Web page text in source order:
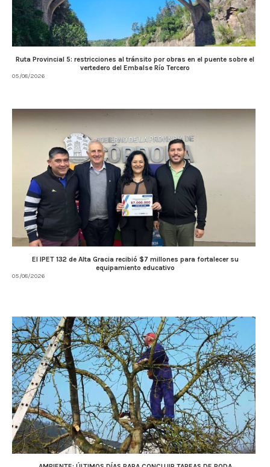
Ruta Provincial 5: restricciones al tránsito por obras en el puente sobre el
vertedero del Embalse Río Tercero
05/08/2026
El IPET 132 de Alta Gracia recibió $7 millones para fortalecer su
equipamiento educativo
05/08/2026